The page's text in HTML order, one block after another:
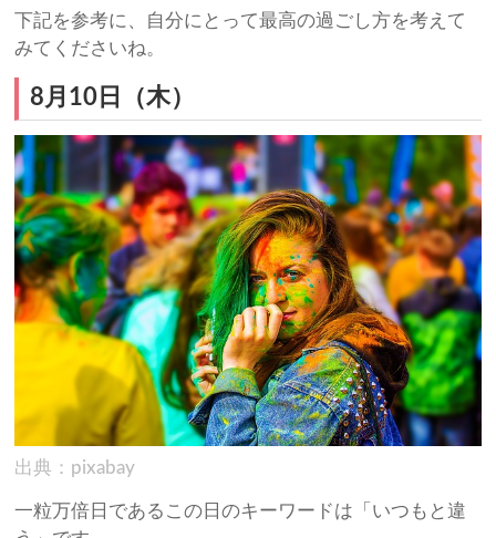
下記を参考に、自分にとって最高の過ごし方を考えて
みてくださいね。
8月10日（木）
出典：pixabay
一粒万倍日であるこの日のキーワードは「いつもと違